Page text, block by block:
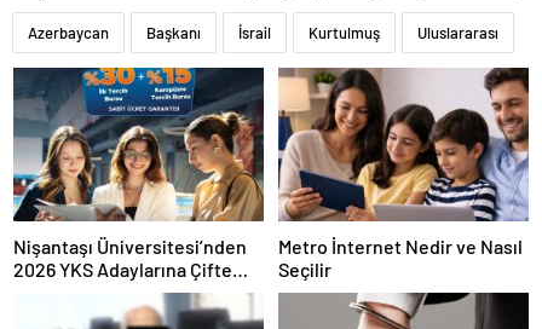
Azerbaycan Başkanı İsrail Kurtulmuş Uluslararası
Nişantaşı Üniversitesi’nden
2026 YKS Adaylarına Çifte
Güvence: Sabit Ücret ve
Kesintisiz Burs
Metro İnternet Nedir ve Nasıl
Seçilir